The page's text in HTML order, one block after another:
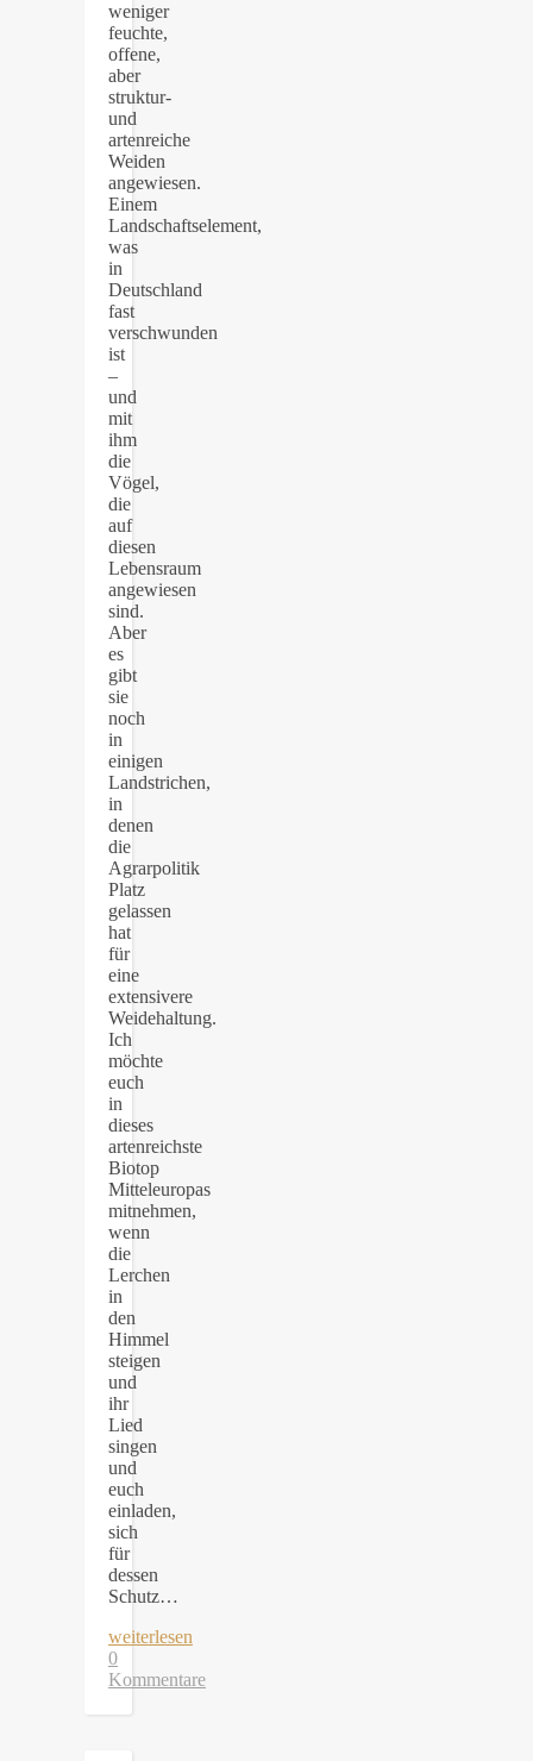
weniger
feuchte,
offene,
aber
struktur-
und
artenreiche
Weiden
angewiesen.
Einem
Landschaftselement,
was
in
Deutschland
fast
verschwunden
ist
–
und
mit
ihm
die
Vögel,
die
auf
diesen
Lebensraum
angewiesen
sind.
Aber
es
gibt
sie
noch
in
einigen
Landstrichen,
in
denen
die
Agrarpolitik
Platz
gelassen
hat
für
eine
extensivere
Weidehaltung.
Ich
möchte
euch
in
dieses
artenreichste
Biotop
Mitteleuropas
mitnehmen,
wenn
die
Lerchen
in
den
Himmel
steigen
und
ihr
Lied
singen
und
euch
einladen,
sich
für
dessen
Schutz…
weiterlesen
0
Kommentare